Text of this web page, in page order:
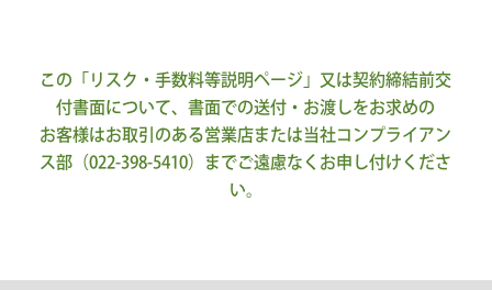
この「リスク・手数料等説明ページ」又は契約締結前交
付書面について、書面での送付・お渡しをお求めの
お客様はお取引のある営業店または当社コンプライアン
ス部（022-398-5410）までご遠慮なくお申し付けくださ
い。